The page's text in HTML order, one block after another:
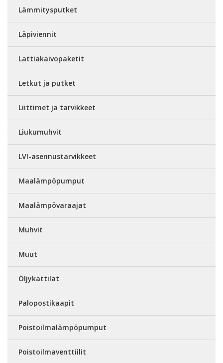
Lämmitysputket
Läpiviennit
Lattiakaivopaketit
Letkut ja putket
Liittimet ja tarvikkeet
Liukumuhvit
LVI-asennustarvikkeet
Maalämpöpumput
Maalämpövaraajat
Muhvit
Muut
Öljykattilat
Palopostikaapit
Poistoilmalämpöpumput
Poistoilmaventtiilit